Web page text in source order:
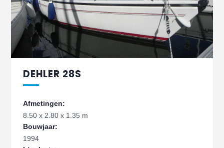
DEHLER 28S
Afmetingen:
8.50 x 2.80 x 1.35 m
Bouwjaar:
1994